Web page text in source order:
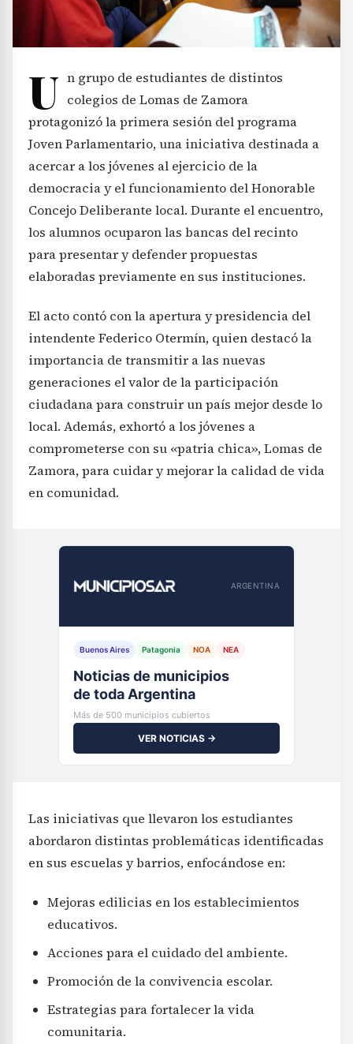
U n grupo de estudiantes de distintos
colegios de Lomas de Zamora
protagonizó la primera sesión del programa
Joven Parlamentario, una iniciativa destinada a
acercar a los jóvenes al ejercicio de la
democracia y el funcionamiento del Honorable
Concejo Deliberante local. Durante el encuentro,
los alumnos ocuparon las bancas del recinto
para presentar y defender propuestas
elaboradas previamente en sus instituciones.
El acto contó con la apertura y presidencia del
intendente Federico Otermín, quien destacó la
importancia de transmitir a las nuevas
generaciones el valor de la participación
ciudadana para construir un país mejor desde lo
local. Además, exhortó a los jóvenes a
comprometerse con su «patria chica», Lomas de
Zamora, para cuidar y mejorar la calidad de vida
en comunidad.
ARGENTINA
Buenos Aires Patagonia NOA NEA
Noticias de municipios
de toda Argentina
Más de 500 municipios cubiertos
VER NOTICIAS →
Las iniciativas que llevaron los estudiantes
abordaron distintas problemáticas identificadas
en sus escuelas y barrios, enfocándose en:
Mejoras edilicias en los establecimientos
educativos.
Acciones para el cuidado del ambiente.
Promoción de la convivencia escolar.
Estrategias para fortalecer la vida
comunitaria.